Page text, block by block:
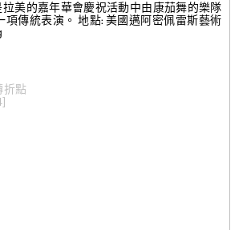
折點
美的嘉年華會慶祝活動中由康茄舞的樂隊
項傳統表演。 地點: 美國邁阿密佩雷斯藝術